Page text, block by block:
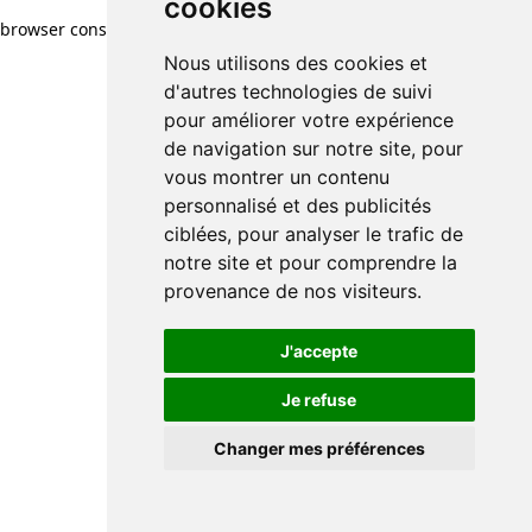
cookies
Nous utilisons des cookies et
d'autres technologies de suivi
pour améliorer votre expérience
de navigation sur notre site, pour
vous montrer un contenu
personnalisé et des publicités
ciblées, pour analyser le trafic de
notre site et pour comprendre la
provenance de nos visiteurs.
J'accepte
Je refuse
Changer mes préférences
browser console for more information)